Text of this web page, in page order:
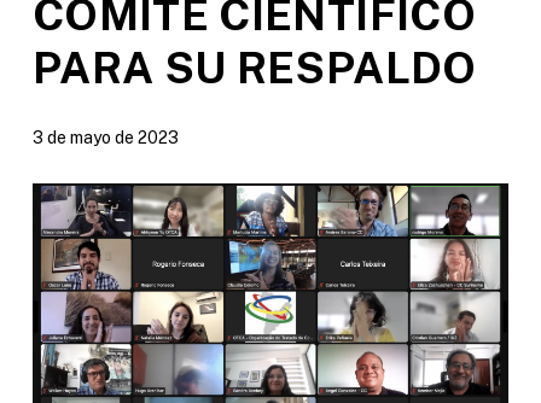
COMITÉ CIENTÍFICO
PARA SU RESPALDO
3 de mayo de 2023